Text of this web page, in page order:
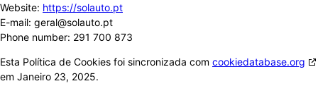
Website: https://solauto.pt
E-mail: geral@solauto.pt
Phone number: 291 700 873
Esta Política de Cookies foi sincronizada com cookiedatabase.org
em Janeiro 23, 2025.